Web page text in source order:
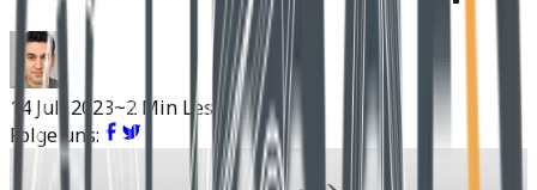
14 Juli 2023~2 Min Lesen
Folge uns: